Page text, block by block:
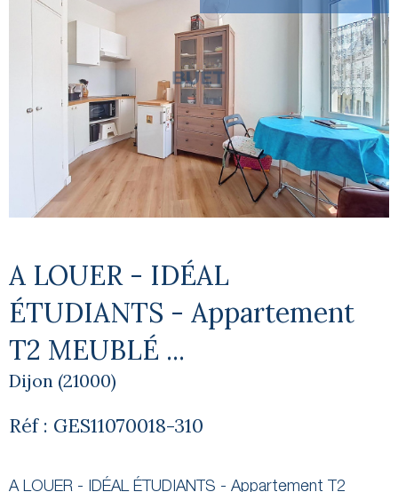
A LOUER - IDÉAL
ÉTUDIANTS - Appartement
T2 MEUBLÉ ...
Dijon (21000)
Réf : GES11070018-310
A LOUER - IDÉAL ÉTUDIANTS - Appartement T2